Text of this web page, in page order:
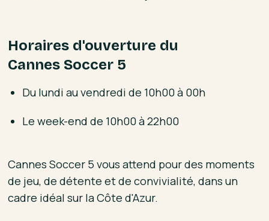
Horaires d'ouverture du
Cannes Soccer 5
Du lundi au vendredi de 10h00 à 00h
Le week-end de 10h00 à 22h00
Cannes Soccer 5 vous attend pour des moments
de jeu, de détente et de convivialité, dans un
cadre idéal sur la Côte d'Azur.